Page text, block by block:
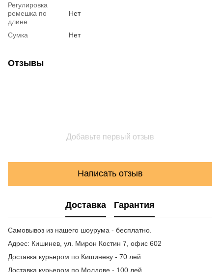
Регулировка
ремешка по
длине
Нет
Сумка Нет
Отзывы
Добавьте первый отзыв
Написать отзыв
Доставка Гарантия
Самовывоз из нашего шоурума - бесплатно.
Адрес: Кишинев, ул. Мирон Костин 7, офис 602
Доставка курьером по Кишиневу - 70 лей
Доставка курьером по Молдове - 100 лей